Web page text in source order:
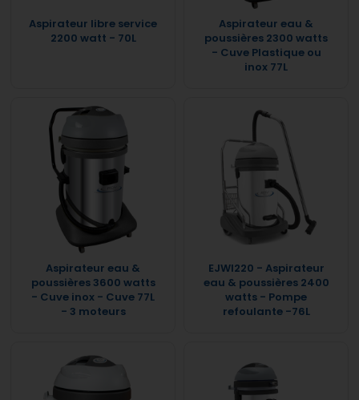
Aspirateur libre service
2200 watt - 70L
Aspirateur eau &
poussières 2300 watts
- Cuve Plastique ou
inox 77L
Aspirateur eau &
poussières 3600 watts
- Cuve inox - Cuve 77L
- 3 moteurs
EJWI220 - Aspirateur
eau & poussières 2400
watts - Pompe
refoulante -76L